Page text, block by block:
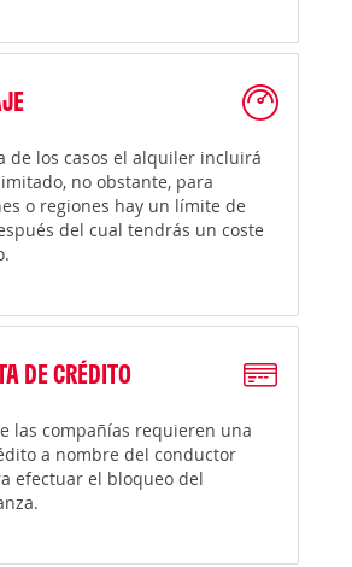
de los casos el alquiler incluirá
no obstante, para
o regiones hay un límite de
del cual tendrás un coste
DE CRÉDITO
las compañías requieren una
a nombre del conductor
efectuar el bloqueo del